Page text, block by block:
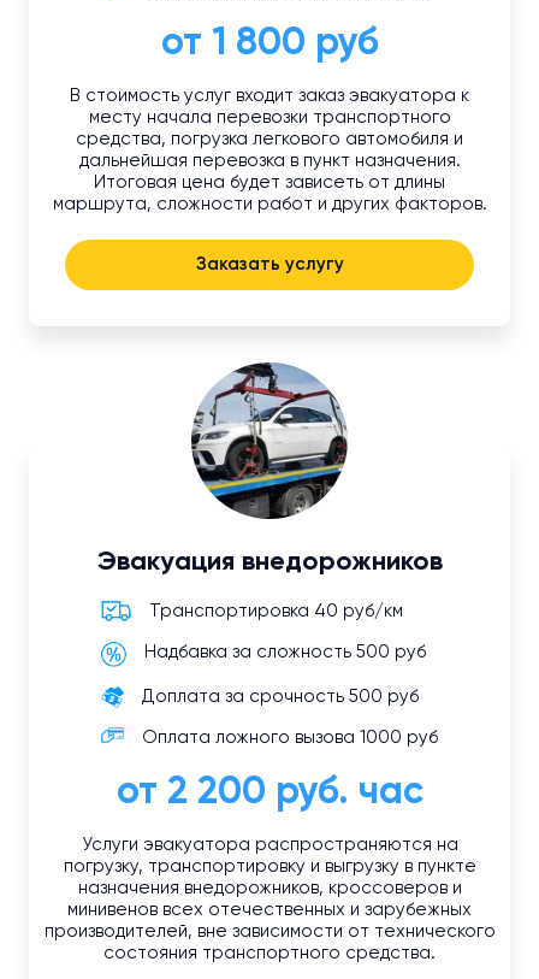
от 1 800 руб
В стоимость услуг входит заказ эвакуатора к
месту начала перевозки транспортного
средства, погрузка легкового автомобиля и
дальнейшая перевозка в пункт назначения.
Итоговая цена будет зависеть от длины
маршрута, сложности работ и других факторов.
Заказать услугу
Эвакуация внедорожников
Транспортировка 40 руб/км
Надбавка за сложность 500 руб
Доплата за срочность 500 руб
Оплата ложного вызова 1000 руб
от 2 200 руб. час
Услуги эвакуатора распространяются на
погрузку, транспортировку и выгрузку в пункте
назначения внедорожников, кроссоверов и
минивенов всех отечественных и зарубежных
производителей, вне зависимости от технического
состояния транспортного средства.